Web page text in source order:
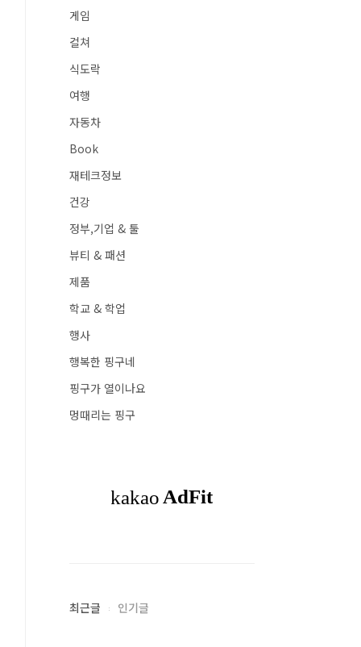
게임
컬쳐
식도락
여행
자동차
Book
재테크정보
건강
정부,기업 & 툴
뷰티 & 패션
제품
학교 & 학업
행사
행복한 핑구네
핑구가 열이나요
멍때리는 핑구
최근글 인기글